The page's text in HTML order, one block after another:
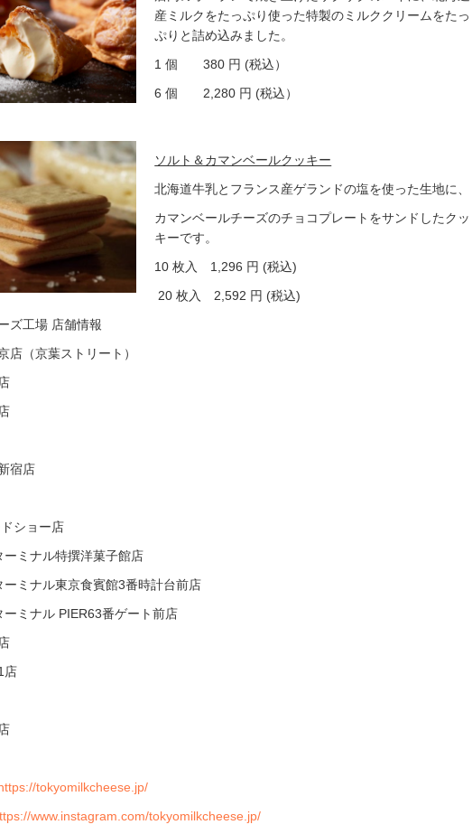
産ミルクをたっぷり使った特製のミルククリームをたっ
ぷりと詰め込みました。
1 個 380 円 (税込）
6 個 2,280 円 (税込）
ソルト＆カマンベールクッキー
北海道牛乳とフランス産ゲランドの塩を使った生地に、
カマンベールチーズのチョコプレートをサンドしたクッ
キーです。
10 枚入 1,296 円 (税込)
20 枚入 2,592 円 (税込)
ズ工場 店舗情報
店（京葉ストリート）
宿店
ショー店
ーミナル特撰洋菓子館店
ーミナル東京食賓館3番時計台前店
ーミナル PIER63番ゲート前店
店
店
tokyomilkcheese.jp/
www.instagram.com/tokyomilkcheese.jp/